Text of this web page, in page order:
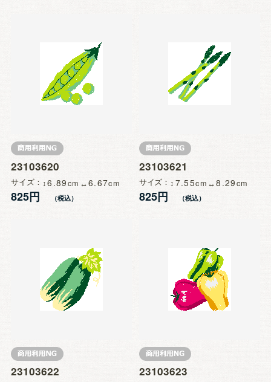
23103620
サイズ 6.89 6.67
825円
23103621
サイズ 7.55 8.29
825円
23103622 23103623